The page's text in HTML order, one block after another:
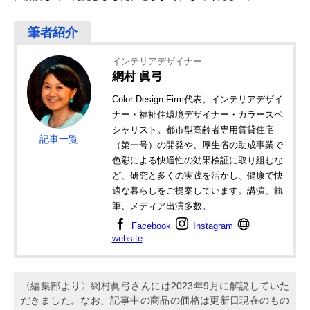
記事一覧
インテリアデザイナー
網村 眞弓
Color Design Firm代表。インテリアデザイ
ナー・福祉住環境デザイナー・カラースペ
シャリスト。都市型高齢者専用賃貸住宅
（第一号）の開発や、厚生省の助成事業で
色彩による快適性の効果検証に取り組むな
ど、研究と多くの実践を活かし、健康で快
適な暮らしをご提案しています。講演、執
筆、メディア出演多数。
Facebook
Instagram
website
〈編集部より〉網村眞弓さんには2023年9月に解説していた
だきました。なお、記事中の商品の価格は更新日現在のもの